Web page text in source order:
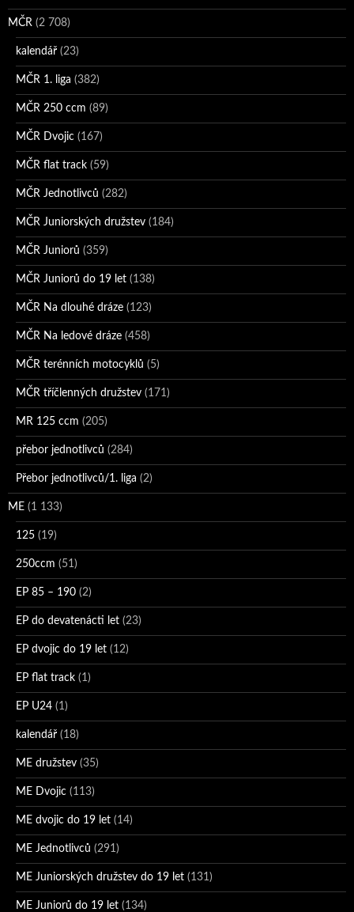
MČR (2 708)
kalendář (23)
MČR 1. liga (382)
MČR 250 ccm (89)
MČR Dvojic (167)
MČR flat track (59)
MČR Jednotlivců (282)
MČR Juniorských družstev (184)
MČR Juniorů (359)
MČR Juniorů do 19 let (138)
MČR Na dlouhé dráze (123)
MČR Na ledové dráze (458)
MČR terénních motocyklů (5)
MČR tříčlenných družstev (171)
MR 125 ccm (205)
přebor jednotlivců (284)
Přebor jednotlivců/1. liga (2)
ME (1 133)
125 (19)
250ccm (51)
EP 85 – 190 (2)
EP do devatenácti let (23)
EP dvojic do 19 let (12)
EP flat track (1)
EP U24 (1)
kalendář (18)
ME družstev (35)
ME Dvojic (113)
ME dvojic do 19 let (14)
ME Jednotlivců (291)
ME Juniorských družstev do 19 let (131)
ME Juniorů do 19 let (134)